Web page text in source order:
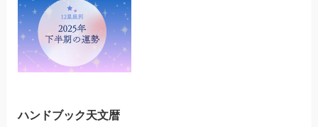
ハンドブック天文暦